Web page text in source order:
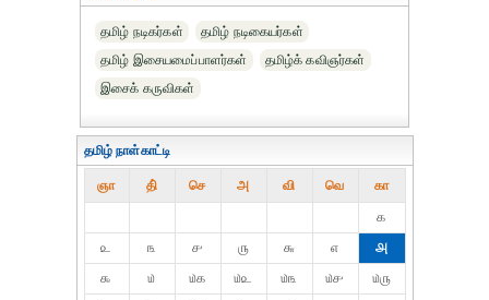
தமிழ் நடிகர்கள்
தமிழ் நடிகையர்கள்
தமிழ் இசையமைப்பாளர்கள்
தமிழ்க் கவிஞர்கள்
இசைக் கருவிகள்
தமிழ் நாள்காட்டி
ஞா தி் செ அ வி வெ கா
௧
௨
௩ ௪ ௫ ௬ ௭
௮
௯
௰ ௰௧ ௰௨ ௰௩ ௰௪
௰௫